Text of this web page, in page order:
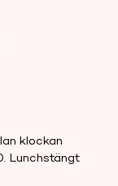
klockan
Lunchstängt